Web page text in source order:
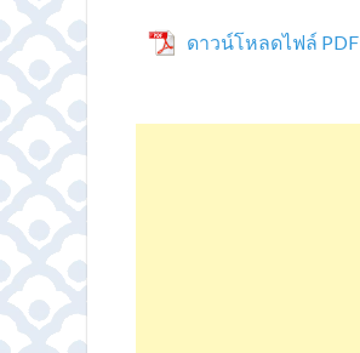
ดาวน์โหลดไฟล์ PDF